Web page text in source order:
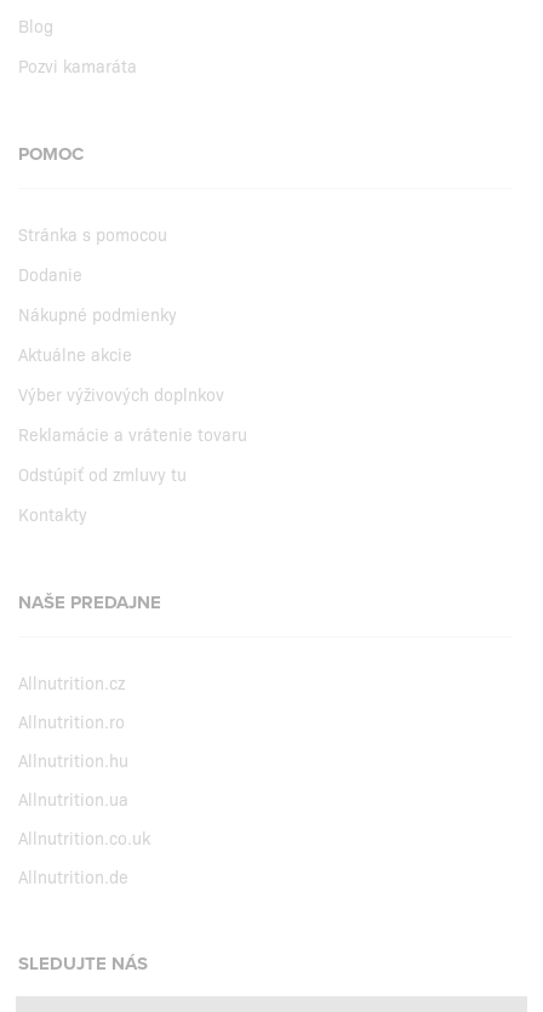
Blog
Pozvi kamaráta
POMOC
Stránka s pomocou
Dodanie
Nákupné podmienky
Aktuálne akcie
Výber výživových doplnkov
Reklamácie a vrátenie tovaru
Odstúpiť od zmluvy tu
Kontakty
NAŠE PREDAJNE
Allnutrition.cz
Allnutrition.ro
Allnutrition.hu
Allnutrition.ua
Allnutrition.co.uk
Allnutrition.de
SLEDUJTE NÁS